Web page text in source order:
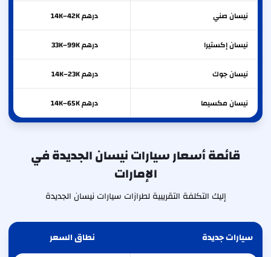
نيسان صني درهم 14K–42K
نيسانإكستيرا درهم 33K–99K
نيسانجوك درهم 14K–23K
نيسانمكسيما درهم 14K–65K
قائمة أسعار سيارات نيسان الجديدة في
الإمارات
إليك التكلفة التقريبية لطرازات سيارات نيسان الجديدة
سيارات جديدة نطاق السعر